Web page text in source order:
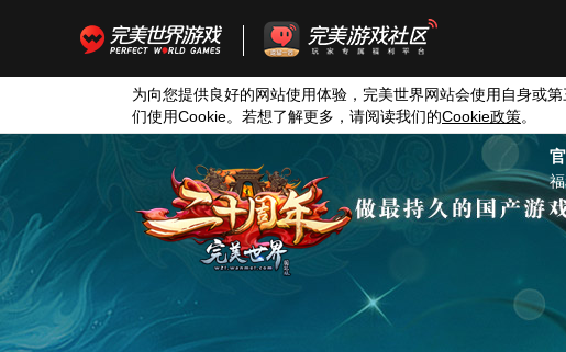
为向您提供良好的网站使用体验，完美世界网站会使用自身或第
们使用Cookie。若想了解更多，请阅读我们的Cookie政策。